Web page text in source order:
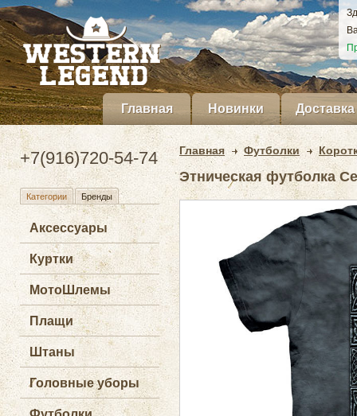
Главная Новинки Доставка
+7(916)720-54-74
Категории Бренды
Аксессуары
Куртки
МотоШлемы
Плащи
Штаны
Головные уборы
Главная Футболки
Этническая футболка